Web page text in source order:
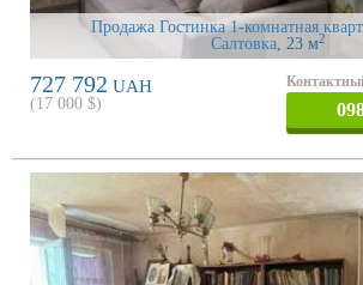
Продажа Гостинка 1-комнатная
Салтовка, 23 м2
727 792 UAH
(17 000 $)